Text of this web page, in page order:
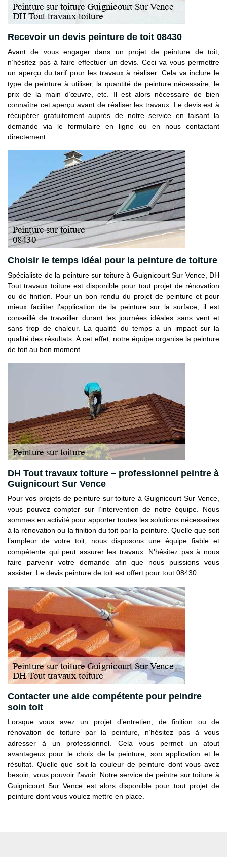
Recevoir un devis peinture de toit 08430
Avant de vous engager dans un projet de peinture de toit,
n’hésitez pas à faire effectuer un devis. Ceci va vous permettre
un aperçu du tarif pour les travaux à réaliser. Cela va inclure le
type de peinture à utiliser, la quantité de peinture nécessaire, le
prix de la main d’œuvre, etc. Il est alors nécessaire de bien
connaître cet aperçu avant de réaliser les travaux. Le devis est à
récupérer gratuitement auprès de notre service en faisant la
demande via le formulaire en ligne ou en nous contactant
directement.
Choisir le temps idéal pour la peinture de toiture
Spécialiste de la peinture sur toiture à Guignicourt Sur Vence, DH
Tout travaux toiture est disponible pour tout projet de rénovation
ou de finition. Pour un bon rendu du projet de peinture et pour
mieux faciliter l’application de la peinture sur la surface, il est
conseillé de travailler durant les journées idéales sans vent et
sans trop de chaleur. La qualité du temps a un impact sur la
qualité des résultats. À cet effet, notre équipe organise la peinture
de toit au bon moment.
DH Tout travaux toiture – professionnel peintre à
Guignicourt Sur Vence
Pour vos projets de peinture sur toiture à Guignicourt Sur Vence,
vous pouvez compter sur l’intervention de notre équipe. Nous
sommes en activité pour apporter toutes les solutions nécessaires
à la rénovation ou la finition du toit par la peinture. Quelle que soit
l’ampleur de votre toit, nous disposons une équipe fiable et
compétente qui peut assurer les travaux. N’hésitez pas à nous
faire parvenir votre demande afin que nous puissions vous
assister. Le devis peinture de toit est offert pour tout 08430.
Contacter une aide compétente pour peindre
soin toit
Lorsque vous avez un projet d’entretien, de finition ou de
rénovation de toiture par la peinture, n’hésitez pas à vous
adresser à un professionnel. Cela vous permet un atout
avantageux pour le choix de la peinture, son application et le
résultat. Quelle que soit la couleur de peinture dont vous avez
besoin, vous pouvoir l’avoir. Notre service de peintre sur toiture à
Guignicourt Sur Vence est alors disponible pour tout projet de
peinture dont vous voulez mettre en place.